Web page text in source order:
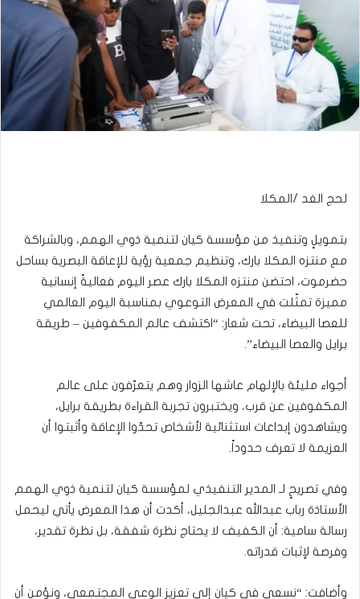
لحج الغد /المكلا
بتمويلٍ وتنفيذ من مؤسسة كيان لتنمية ذوي الهمم، وبالشراكة
مع منتزه المكلا بارك، وتنظيم جمعية رؤية للإعاقة البصرية بساحل
حضرموت، احتضن منتزه المكلا بارك عصر اليوم فعاليةً إنسانية
مميزة تمثّلت في المعرض التوعوي بمناسبة اليوم العالمي
للعصا البيضاء، تحت شعار: “اكتشف عالم المكفوفين – طريقة
برايل والعصا البيضاء”.
أجواء مليئة بالإلهام عاشها الزوار وهم يتعرّفون على عالم
المكفوفين عن قرب، ويختبرون تجربة القراءة بطريقة برايل،
ويشاهدون إبداعات استثنائية لأشخاص تحدّوا الإعاقة وأثبتوا أن
العزيمة لا تعرف حدوداً.
وفي تصريحٍ لـ المدير التنفيذي لمؤسسة كيان لتنمية ذوي الهمم
الأستاذة رباب عبدالله عبدالجليل، أكدت أن هذا المعرض يأتي ليحمل
رسالة سامية: أن الكفيف لا يحتاج نظرة شفقة، بل نظرة تقدير،
وفرصة لإثبات قدراته.
وأضافت: “نسعى في كيان إلى تعزيز الوعي المجتمعي، ونؤمن أن